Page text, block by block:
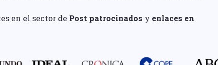
en el sector de Post patrocinados y enlaces en